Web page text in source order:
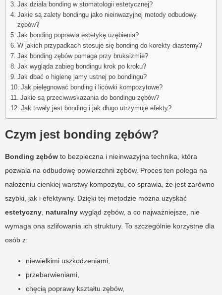
Jak działa bonding w stomatologii estetycznej?
Jakie są zalety bondingu jako nieinwazyjnej metody odbudowy
zębów?
Jak bonding poprawia estetykę uzębienia?
W jakich przypadkach stosuje się bonding do korekty diastemy?
Jak bonding zębów pomaga przy bruksizmie?
Jak wygląda zabieg bondingu krok po kroku?
Jak dbać o higienę jamy ustnej po bondingu?
Jak pielęgnować bonding i licówki kompozytowe?
Jakie są przeciwwskazania do bondingu zębów?
Jak trwały jest bonding i jak długo utrzymuje efekty?
Czym jest bonding zębów?
Bonding zębów to bezpieczna i nieinwazyjna technika, która
pozwala na odbudowę powierzchni zębów. Proces ten polega na
nałożeniu cienkiej warstwy kompozytu, co sprawia, że jest zarówno
szybki, jak i efektywny. Dzięki tej metodzie można uzyskać
estetyczny naturalny wygląd zębów, a co najważniejsze, nie
wymaga ona szlifowania ich struktury. To szczególnie korzystne dla
osób z:
niewielkimi uszkodzeniami,
przebarwieniami,
chęcią poprawy kształtu zębów,